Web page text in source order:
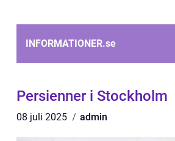
INFORMATIONER.se
Persienner i Stockholm
08 juli 2025 admin